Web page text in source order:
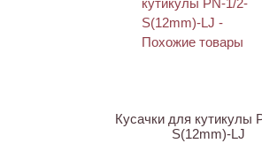
Кусачки для кутикулы
S(12mm)-LJ